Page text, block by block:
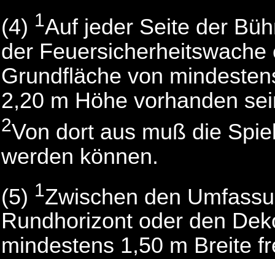
(4) 1Auf jeder Seite der
der
Grundfläche von
2,20 m Höhe vorhanden
2Von dort aus muß die
werden können.
(5) 1Zwischen den
Rundhorizont oder den
mindestens 1,50 m Breite